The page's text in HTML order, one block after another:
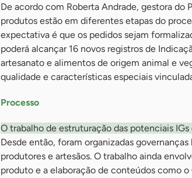
De acordo com Roberta Andrade, gestora do
produtos estão em diferentes etapas do
expectativa é que os pedidos sejam
poderá alcançar 16 novos registros de
artesanato e alimentos de origem animal e
qualidade e características especiais
Processo
O trabalho de estruturação das potenciais
Desde então, foram organizadas
produtores e artesãos. O trabalho ainda
produto e a elaboração de conteúdos como